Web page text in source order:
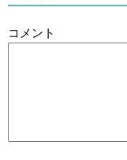
コメント